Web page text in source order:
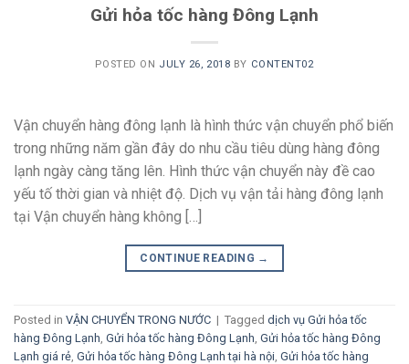
Gửi hỏa tốc hàng Đông Lạnh
POSTED ON JULY 26, 2018 BY CONTENT02
Vận chuyển hàng đông lạnh là hình thức vận chuyển phổ biến
trong những năm gần đây do nhu cầu tiêu dùng hàng đông
lạnh ngày càng tăng lên. Hình thức vận chuyển này đề cao
yếu tố thời gian và nhiệt độ. Dịch vụ vận tải hàng đông lạnh
tại Vận chuyển hàng không […]
CONTINUE READING →
Posted in VẬN CHUYỂN TRONG NƯỚC | Tagged dịch vụ Gửi hỏa tốc
hàng Đông Lạnh Gửi hỏa tốc hàng Đông Lạnh Gửi hỏa tốc hàng Đông
Lạnh giá rẻ Gửi hỏa tốc hàng Đông Lạnh tại hà nội Gửi hỏa tốc hàng